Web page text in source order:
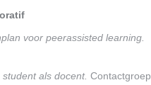
voor peerassisted learning.
student als docent. Contactgroep